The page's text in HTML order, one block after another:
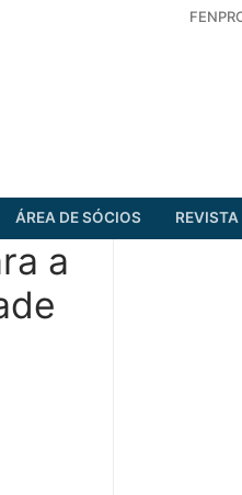
ÁREA DE SÓCIOS
a